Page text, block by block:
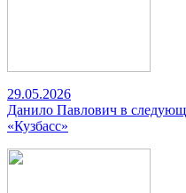
29.05.2026
Данило Павлович в
«Кузбасс»